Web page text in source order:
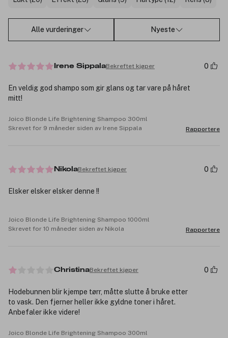
Alle vurderinger Nyeste
Irene SippalaBekreftet kjøper 0
En veldig god shampo som gir glans og tar vare på håret
mitt!
Joico Blonde Life Brightening Shampoo 300ml
Skrevet for 9 måneder siden av Irene Sippala
Rapportere
NikolaBekreftet kjøper 0
Elsker elsker elsker denne !!
Joico Blonde Life Brightening Shampoo 1000ml
Skrevet for 10 måneder siden av Nikola
Rapportere
ChristinaBekreftet kjøper 0
Hodebunnen blir kjempe tørr, måtte slutte å bruke etter
to vask. Den fjerner heller ikke gyldne toner i håret.
Anbefaler ikke videre!
Joico Blonde Life Brightening Shampoo 300ml